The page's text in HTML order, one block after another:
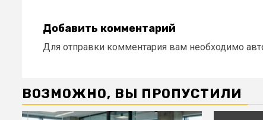
Добавить комментарий
Для отправки комментария вам необходимо
ВОЗМОЖНО, ВЫ ПРОПУСТИЛИ